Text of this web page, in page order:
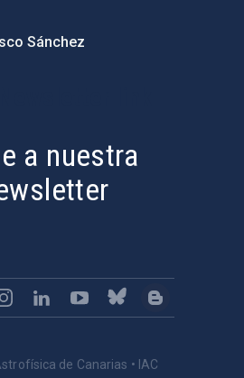
Sánchez
a nuestra
de Canarias • IAC